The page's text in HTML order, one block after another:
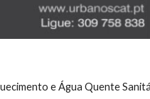
e Água Quente